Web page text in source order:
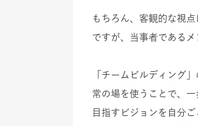
もちろん、客観的な視
ですが、当事者である
「チームビルディング
常の場を使うことで、
目指すビジョンを自分